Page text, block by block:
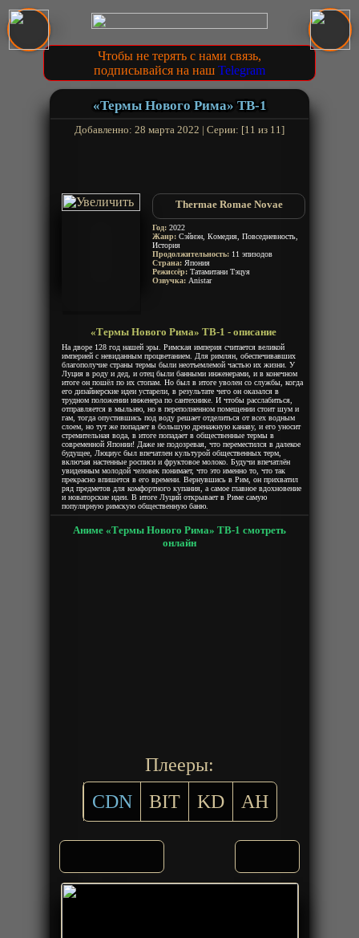
Чтобы не терять с нами связь,
подписывайся на наш Telegram
«Термы Нового Рима» ТВ-1
Добавленно: 28 марта 2022 | Серии: [11 из 11]
Thermae Romae Novae
Год: 2022
Жанр: Сэйнэн, Комедия, Повседневность,
История
Продолжительность: 11 эпизодов
Страна: Япония
Режиссёр: Татамитани Тэцуя
Озвучка: Anistar
«Термы Нового Рима» ТВ-1 - описание
На дворе 128 год нашей эры. Римская империя считается великой
империей с невиданным процветанием. Для римлян, обеспечивавших
благополучие страны термы были неотъемлемой частью их жизни. У
Луция в роду и дед, и отец были банными инженерами, и в конечном
итоге он пошёл по их стопам. Но был в итоге уволен со службы, когда
его дизайнерские идеи устарели, в результате чего он оказался в
трудном положении инженера по сантехнике. И чтобы расслабиться,
отправляется в мыльню, но в переполненном помещении стоит шум и
гам, тогда опустившись под воду решает отделиться от всех водным
слоем, но тут же попадает в большую дренажную канаву, и его уносит
стремительная вода, в итоге попадает в общественные термы в
современной Японии! Даже не подозревая, что переместился в далекое
будущее, Люциус был впечатлен культурой общественных терм,
включая настенные росписи и фруктовое молоко. Будучи впечатлён
увиденным молодой человек понимает, что это именно то, что так
прекрасно впишется в его времени. Вернувшись в Рим, он прихватил
ряд предметов для комфортного купания, а самое главное вдохновение
и новаторские идеи. В итоге Луций открывает в Риме самую
популярную римскую общественную баню.
Аниме «Термы Нового Рима» ТВ-1 смотреть
онлайн
Плееры:
CDN
BIT KD AH